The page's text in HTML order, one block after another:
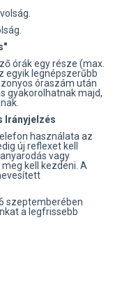
órák egy része (max.
egyik legnépszerűbb
óraszám után
gyakorolhatnak majd,
Irányjelzés
használata az
új reflexet kell
vagy
kell kezdeni. A
szeptemberében
a legfrissebb